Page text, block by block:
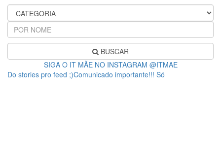
BUSCAR
SIGA O IT MÃE NO INSTAGRAM @ITMAE
Do stories pro feed ;)Comunicado importante!!! Só